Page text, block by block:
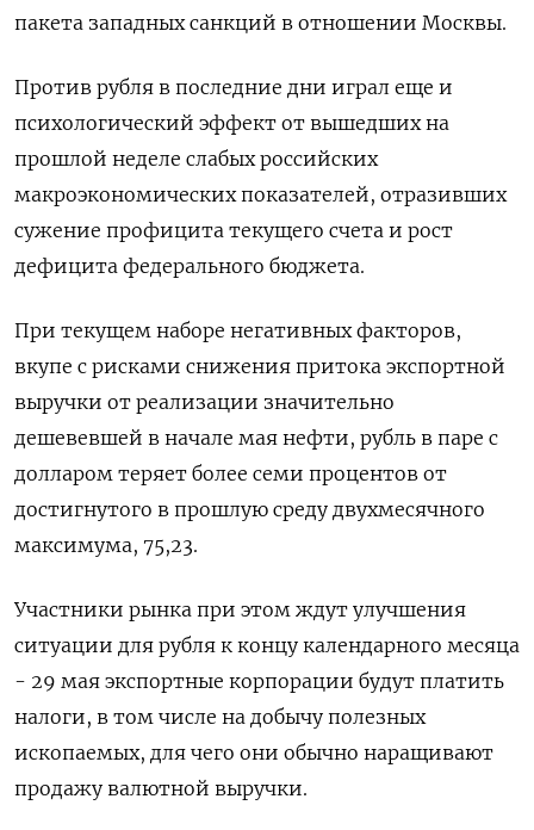
пакета западных санкций в отношении Москвы.
Против рубля в последние дни играл еще и
психологический эффект от вышедших на
прошлой неделе слабых российских
макроэкономических показателей, отразивших
сужение профицита текущего счета и рост
дефицита федерального бюджета.
При текущем наборе негативных факторов,
вкупе с рисками снижения притока экспортной
выручки от реализации значительно
дешевевшей в начале мая нефти, рубль в паре с
долларом теряет более семи процентов от
достигнутого в прошлую среду двухмесячного
максимума, 75,23.
Участники рынка при этом ждут улучшения
ситуации для рубля к концу календарного месяца
- 29 мая экспортные корпорации будут платить
налоги, в том числе на добычу полезных
ископаемых, для чего они обычно наращивают
продажу валютной выручки.